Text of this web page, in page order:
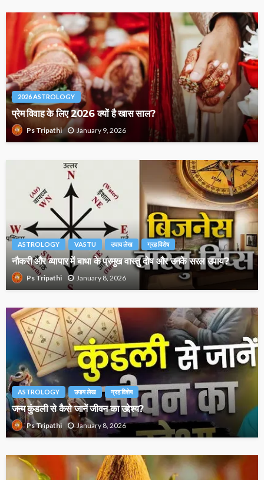
2026 ASTROLOGY
प्रेम विवाह के लिए 2026 क्यों है खास साल?
Ps Tripathi January 9, 2026
ASTROLOGY VASTU उपाय लेख ग्रह विशेष
नौकरी और व्यापार में बाधा के प्रमुख वास्तु दोष और उनके सरल उपाय?
Ps Tripathi January 8, 2026
ASTROLOGY उपाय लेख ग्रह विशेष
जन्म कुंडली से कैसे जानें जीवन का उद्देश्य?
Ps Tripathi January 8, 2026